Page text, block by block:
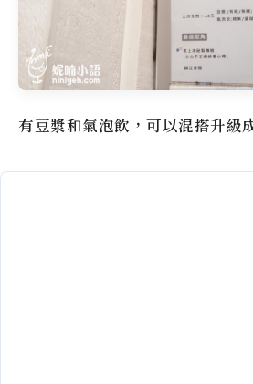
有豆漿和氣泡飲，可以混搭升級